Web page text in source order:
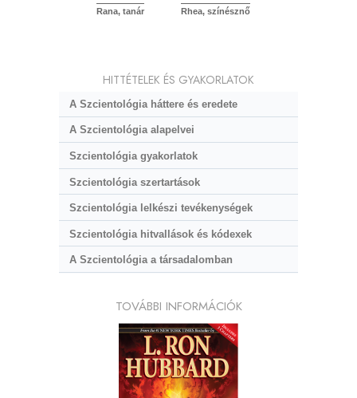
Rana, tanár Rhea, színésznő
HITTÉTELEK ÉS GYAKORLATOK
A Szcientológia háttere és eredete
A Szcientológia alapelvei
Szcientológia gyakorlatok
Szcientológia szertartások
Szcientológia lelkészi tevékenységek
Szcientológia hitvallások és kódexek
A Szcientológia a társadalomban
TOVÁBBI INFORMÁCIÓK